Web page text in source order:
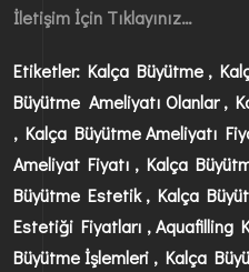
İletişim İçin Tıklayınız…
Etiketler: Kalça Büyütme ,
Büyütme Ameliyatı Olanlar ,
, Kalça Büyütme Ameliyatı
Ameliyat Fiyatı , Kalça
Büyütme Estetik , Kalça
Estetiği Fiyatları , Aquafilling
Büyütme İşlemleri , Kalça